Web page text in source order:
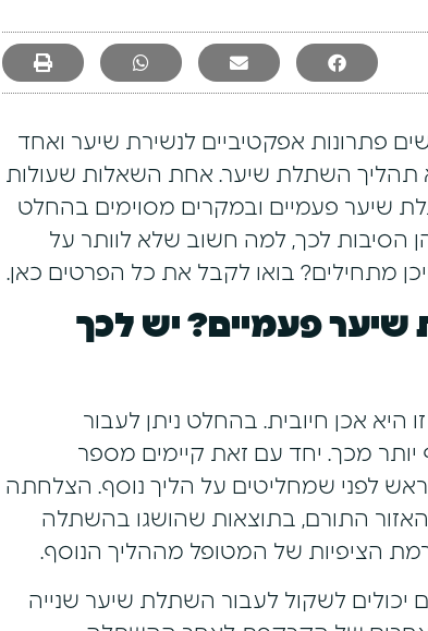
פתרונות אפקטיביים לנשירת שיער ואחד
תהליך השתלת שיער. אחת השאלות שעולות
שיער פעמיים ובמקרים מסוימים בהחלט
הסיבות לכך, למה חשוב שלא לוותר על
מתחילים? בואו לקבל את כל הפרטים כאן.
פעמיים? יש לכך
אכן חיובית. בהחלט ניתן לעבור
מכך. יחד עם זאת קיימים מספר
לפני שמחליטים על הליך נוסף. הצלחתה
התורם, בתוצאות שהושגו בהשתלה
הציפיות של המטופל מההליך הנוסף.
יכולים לשקול לעבור השתלת שיער שנייה